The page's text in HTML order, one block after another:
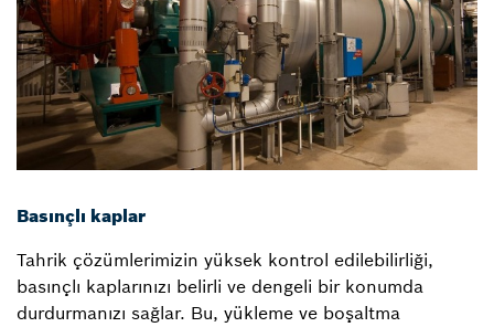
Basınçlı kaplar
Tahrik çözümlerimizin yüksek kontrol edilebilirliği,
basınçlı kaplarınızı belirli ve dengeli bir konumda
durdurmanızı sağlar. Bu, yükleme ve boşaltma